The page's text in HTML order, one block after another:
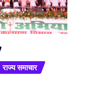
राज्य समाचार